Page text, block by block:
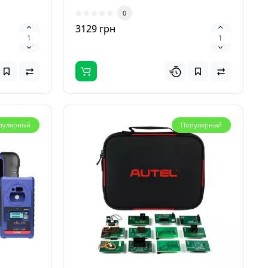
0
3129 грн
Популярный